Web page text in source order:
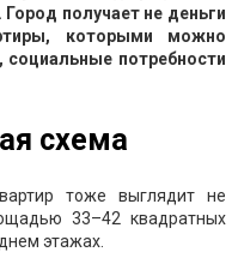
получает не деньги
которыми можно
социальные потребности
схема
тоже выглядит не
33–42 квадратных
этажах.